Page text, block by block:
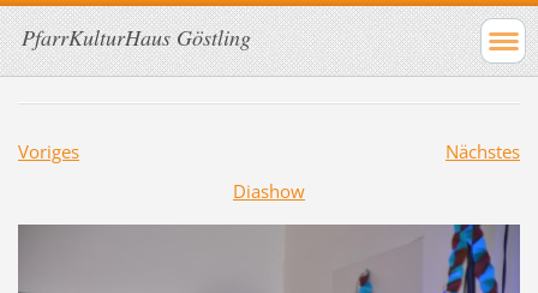
PfarrKulturHaus Göstling
Voriges
Nächstes
Diashow